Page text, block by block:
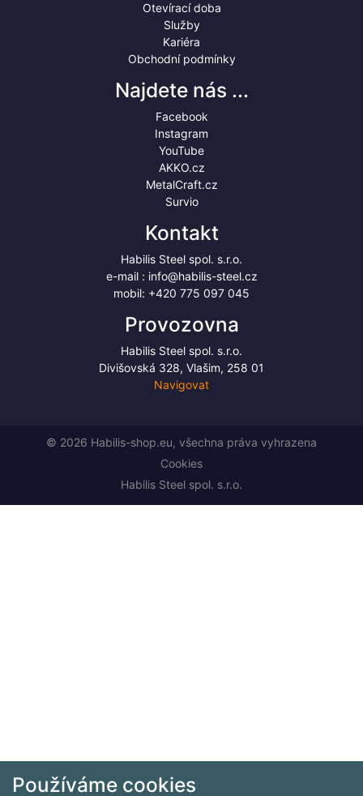
Otevírací doba
Služby
Kariéra
Obchodní podmínky
Najdete nás ...
Facebook
Instagram
YouTube
AKKO.cz
MetalCraft.cz
Survio
Kontakt
Habilis Steel spol. s.r.o.
e-mail : info@habilis-steel.cz
mobil: +420 775 097 045
Provozovna
Habilis Steel spol. s.r.o.
Divišovská 328, Vlašim, 258 01
Navigovat
© 2026 Habilis-shop.eu, všechna práva vyhrazena
Cookies
Habilis Steel spol. s.r.o.
Používáme cookies